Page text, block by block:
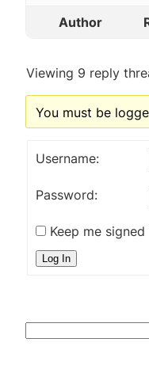
Author
Viewing 9 reply
You must be
Username:
Password:
Keep me signed
Log In